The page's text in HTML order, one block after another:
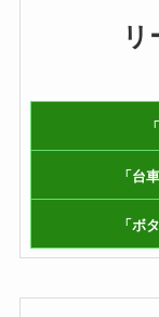
リ
「台
「ボ